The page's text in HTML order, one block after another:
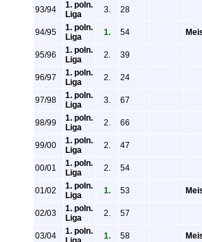
93/94
1. poln.
Liga
3. 28
94/95
1. poln.
Liga
1. 54
95/96
1. poln.
Liga
2. 39
96/97
1. poln.
Liga
2. 24
97/98
1. poln.
Liga
3. 67
98/99
1. poln.
Liga
2. 66
99/00
1. poln.
Liga
2. 47
00/01
1. poln.
Liga
2. 54
01/02
1. poln.
Liga
1. 53
02/03
1. poln.
Liga
2. 57
03/04
1. poln.
1. 58